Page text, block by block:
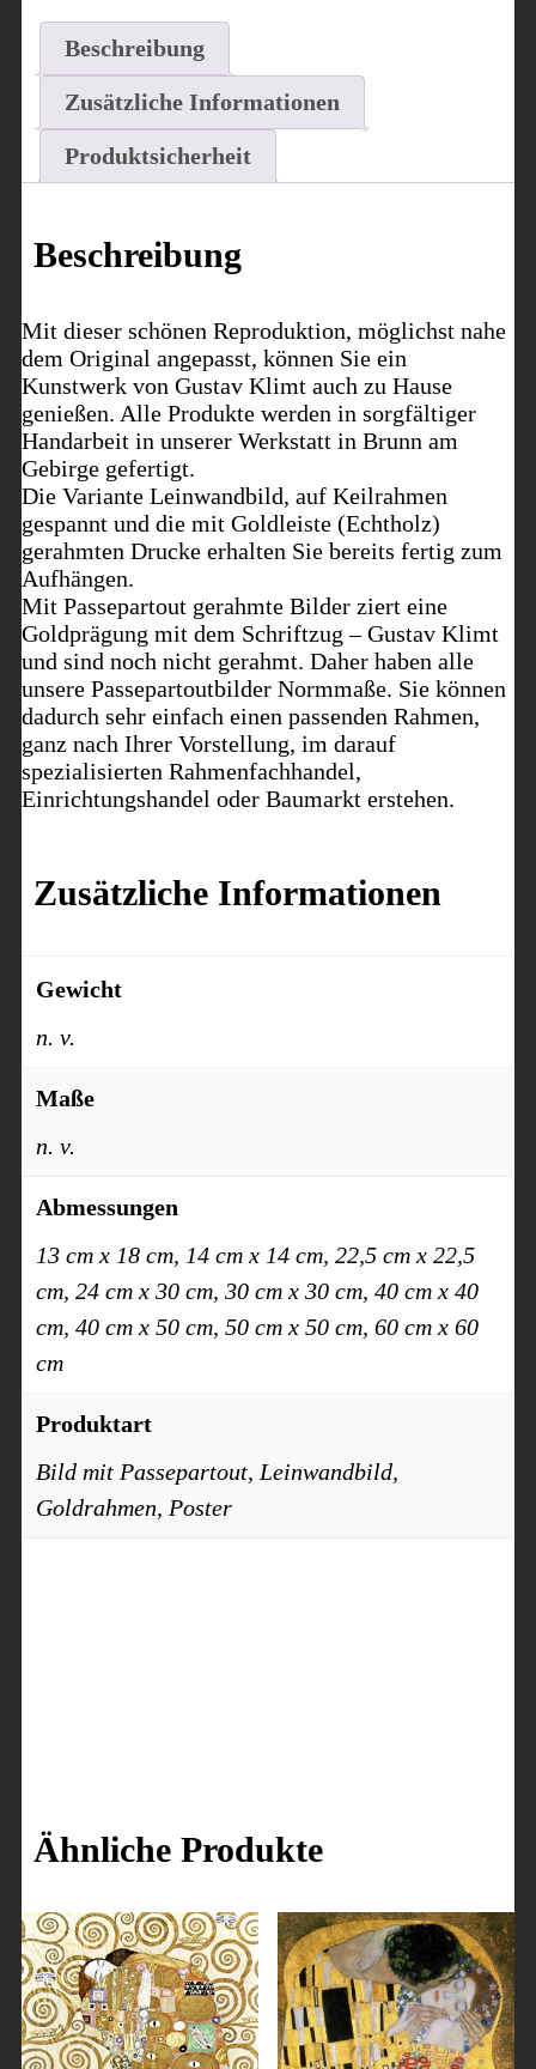
Beschreibung
Zusätzliche Informationen
Produktsicherheit
Beschreibung
Mit dieser schönen Reproduktion, möglichst nahe
dem Original angepasst, können Sie ein
Kunstwerk von Gustav Klimt auch zu Hause
genießen. Alle Produkte werden in sorgfältiger
Handarbeit in unserer Werkstatt in Brunn am
Gebirge gefertigt.
Die Variante Leinwandbild, auf Keilrahmen
gespannt und die mit Goldleiste (Echtholz)
gerahmten Drucke erhalten Sie bereits fertig zum
Aufhängen.
Mit Passepartout gerahmte Bilder ziert eine
Goldprägung mit dem Schriftzug – Gustav Klimt
und sind noch nicht gerahmt. Daher haben alle
unsere Passepartoutbilder Normmaße. Sie können
dadurch sehr einfach einen passenden Rahmen,
ganz nach Ihrer Vorstellung, im darauf
spezialisierten Rahmenfachhandel,
Einrichtungshandel oder Baumarkt erstehen.
Zusätzliche Informationen
Gewicht
n. v.
Maße
n. v.
Abmessungen
13 cm x 18 cm, 14 cm x 14 cm, 22,5 cm x 22,5
cm, 24 cm x 30 cm, 30 cm x 30 cm, 40 cm x 40
cm, 40 cm x 50 cm, 50 cm x 50 cm, 60 cm x 60
cm
Produktart
Bild mit Passepartout, Leinwandbild,
Goldrahmen, Poster
Ähnliche Produkte